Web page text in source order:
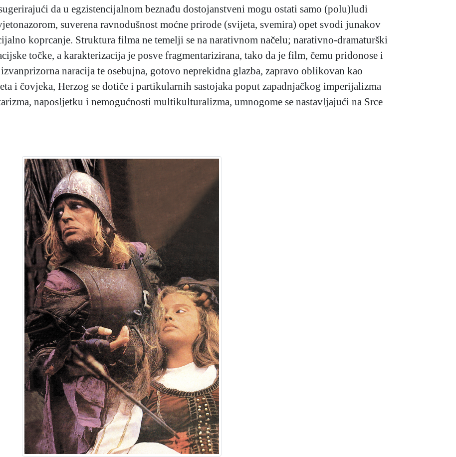
da u egzistencijalnom beznađu dostojanstveni mogu ostati samo (polu)ludi
suverena ravnodušnost moćne prirode (svijeta, svemira) opet svodi junakov
koprcanje. Struktura filma ne temelji se na narativnom načelu; narativno-dramaturški
točke, a karakterizacija je posve fragmentarizirana, tako da je film, čemu pridonose i
naracija te osebujna, gotovo neprekidna glazba, zapravo oblikovan kao
i čovjeka, Herzog se dotiče i partikularnih sastojaka poput zapadnjačkog imperijalizma
naposljetku i nemogućnosti multikulturalizma, umnogome se nastavljajući na Srce